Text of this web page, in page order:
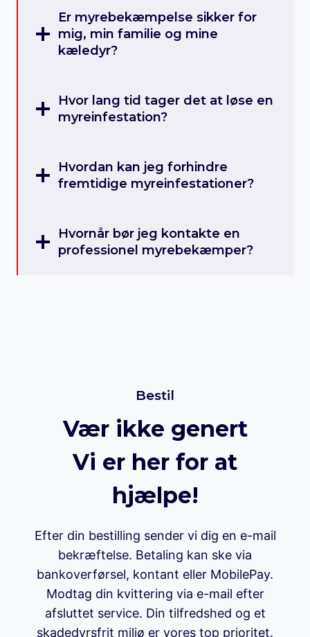
Er myrebekæmpelse sikker for
mig, min familie og mine
kæledyr?
Hvor lang tid tager det at løse en
myreinfestation?
Hvordan kan jeg forhindre
fremtidige myreinfestationer?
Hvornår bør jeg kontakte en
professionel myrebekæmper?
Bestil
Vær ikke genert
Vi er her for at
hjælpe!
Efter din bestilling sender vi dig en e-mail
bekræftelse. Betaling kan ske via
bankoverførsel, kontant eller MobilePay.
Modtag din kvittering via e-mail efter
afsluttet service. Din tilfredshed og et
skadedyrsfrit miljø er vores top prioritet.